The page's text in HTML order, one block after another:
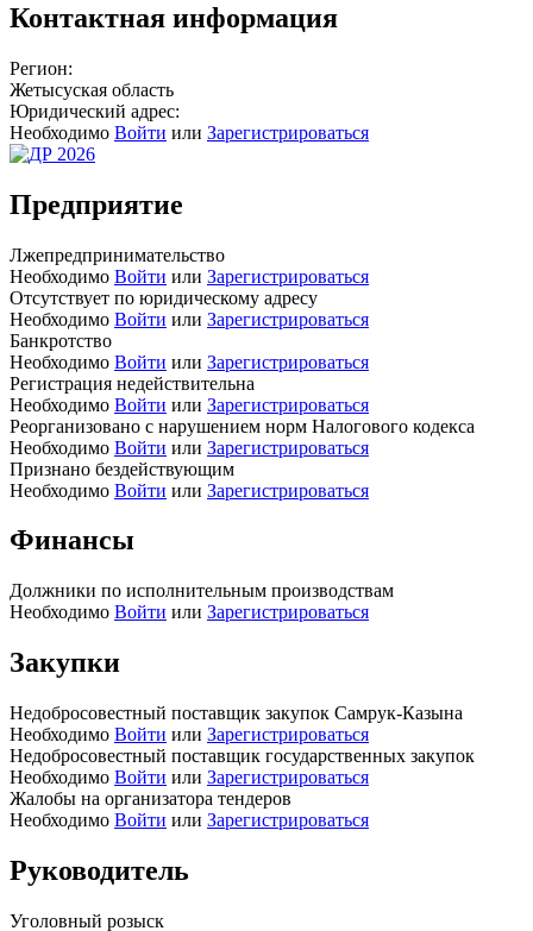
Контактная информация
Регион:
Жетысуская область
Юридический адрес:
Необходимо Войти или Зарегистрироваться
Предприятие
Лжепредпринимательство
Необходимо Войти или Зарегистрироваться
Отсутствует по юридическому адресу
Необходимо Войти или Зарегистрироваться
Банкротство
Необходимо Войти или Зарегистрироваться
Регистрация недействительна
Необходимо Войти или Зарегистрироваться
Реорганизовано с нарушением норм Налогового кодекса
Необходимо Войти или Зарегистрироваться
Признано бездействующим
Необходимо Войти или Зарегистрироваться
Финансы
Должники по исполнительным производствам
Необходимо Войти или Зарегистрироваться
Закупки
Недобросовестный поставщик закупок Самрук-Казына
Необходимо Войти или Зарегистрироваться
Недобросовестный поставщик государственных закупок
Необходимо Войти или Зарегистрироваться
Жалобы на организатора тендеров
Необходимо Войти или Зарегистрироваться
Руководитель
Уголовный розыск